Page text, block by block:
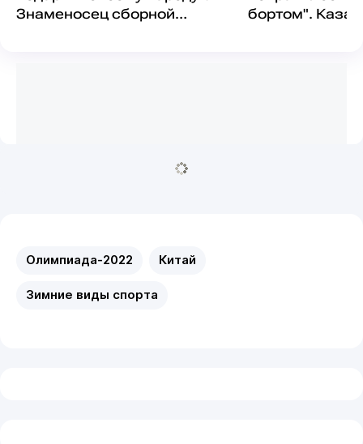
Знаменосец сборной
бортом".
Олимпиада-2022 Китай
Зимние виды спорта